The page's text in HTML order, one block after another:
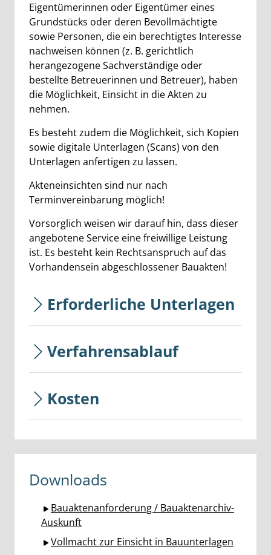
Eigentümerinnen oder Eigentümer eines
Grundstücks oder deren Bevollmächtigte
sowie Personen, die ein berechtigtes Interesse
nachweisen können (z. B. gerichtlich
herangezogene Sachverständige oder
bestellte Betreuerinnen und Betreuer), haben
die Möglichkeit, Einsicht in die Akten zu
nehmen.
Es besteht zudem die Möglichkeit, sich Kopien
sowie digitale Unterlagen (Scans) von den
Unterlagen anfertigen zu lassen.
Akteneinsichten sind nur nach
Terminvereinbarung möglich!
Vorsorglich weisen wir darauf hin, dass dieser
angebotene Service eine freiwillige Leistung
ist. Es besteht kein Rechtsanspruch auf das
Vorhandensein abgeschlossener Bauakten!
Erforderliche Unterlagen
Verfahrensablauf
Kosten
Downloads
Bauaktenanforderung / Bauaktenarchiv-
Auskunft
Vollmacht zur Einsicht in Bauunterlagen